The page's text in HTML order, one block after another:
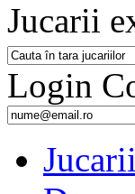
Jucarii
Login
Jucarii